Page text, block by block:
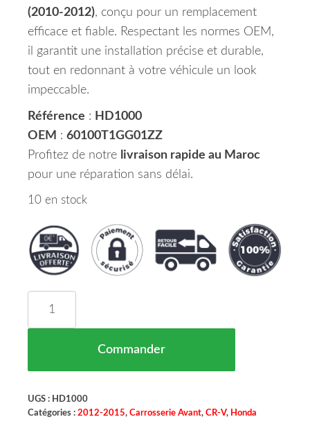
(2010-2012), conçu pour un remplacement
efficace et fiable. Respectant les normes OEM,
il garantit une installation précise et durable,
tout en redonnant à votre véhicule un look
impeccable.
Référence : HD1000
OEM : 60100T1GG01ZZ
Profitez de notre livraison rapide au Maroc
pour une réparation sans délai.
10 en stock
Commander
UGS : HD1000
Catégories : 2012-2015, Carrosserie Avant, CR-V, Honda